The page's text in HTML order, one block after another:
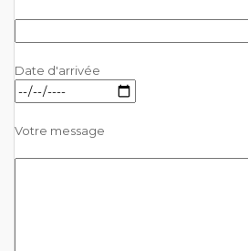
Date d'arrivée
Votre message